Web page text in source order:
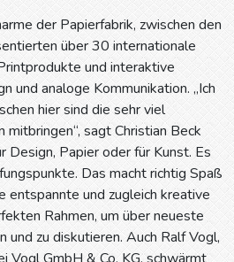
der Papierfabrik, zwischen den
über 30 internationale
und interaktive
und analoge Kommunikation. „Ich
hier sind die sehr viel
mitbringen“, sagt Christian Beck
Design, Papier oder für Kunst. Es
Das macht richtig Spaß
entspannte und zugleich kreative
Rahmen, um über neueste
und zu diskutieren. Auch Ralf Vogl,